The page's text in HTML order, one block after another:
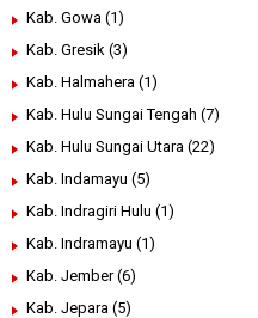
Kab. Gowa (1)
Kab. Gresik (3)
Kab. Halmahera (1)
Kab. Hulu Sungai Tengah (7)
Kab. Hulu Sungai Utara (22)
Kab. Indamayu (5)
Kab. Indragiri Hulu (1)
Kab. Indramayu (1)
Kab. Jember (6)
Kab. Jepara (5)